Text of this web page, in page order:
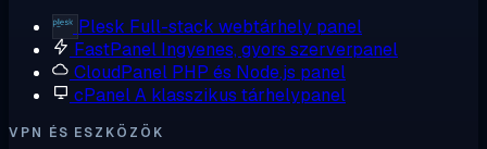
Plesk Full-stack webtárhely panel
FastPanel Ingyenes, gyors szerverpanel
CloudPanel PHP és Node.js panel
cPanelA klasszikus tárhelypanel
VPN ÉS ESZKÖZÖK